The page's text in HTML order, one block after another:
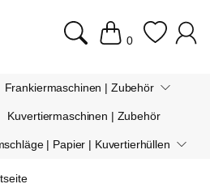
0
Frankiermaschinen | Zubehör
Kuvertiermaschinen | Zubehör
| Papier | Kuvertierhüllen